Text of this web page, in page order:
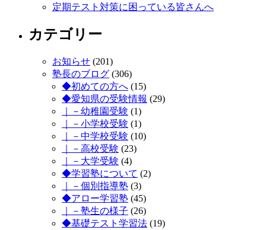
定期テスト対策に困っている皆さんへ
カテゴリー
お知らせ (201)
塾長のブログ (306)
◆初めての方へ (15)
◆愛知県の受験情報 (29)
｜－幼稚園受験 (1)
｜－小学校受験 (1)
｜－中学校受験 (10)
｜－高校受験 (23)
｜－大学受験 (4)
◆学習塾について (2)
｜－個別指導塾 (3)
◆アロー学習塾 (45)
｜－塾生の様子 (26)
◆基礎テスト学習法 (19)